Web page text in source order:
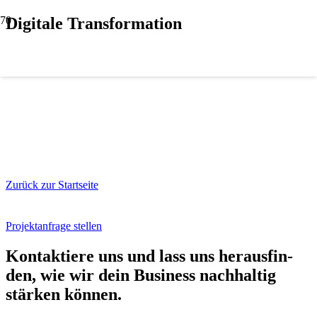
Digitale Transformation
Zurück zur Startseite
Projektanfrage stellen
Kon­tak­tie­re uns und lass uns her­aus­fin­
den, wie wir dein Busi­ness nach­hal­tig
stär­ken kön­nen.